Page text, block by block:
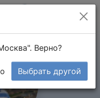
Верно?
Выбрать другой